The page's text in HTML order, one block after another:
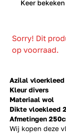
Azilal vloerkleed
Kleur divers
Materiaal wol
Dikte vloekleed
Afmetingen
Wij kopen deze
Keer
Sorry! Dit
op voorraad.